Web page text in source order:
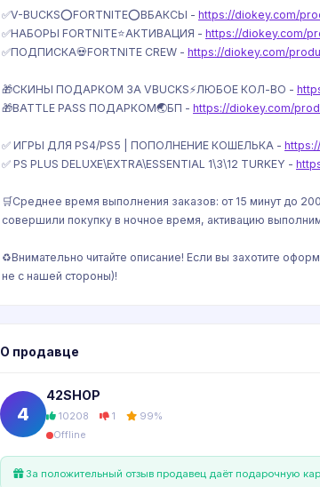
✅V-BUCKS⭕️FORTNITE⭕️ВБАКСЫ - https://diokey.com/
✅НАБОРЫ FORTNITE⭐️АКТИВАЦИЯ - https://diokey.com/
✅ПОДПИСКА💀FORTNITE CREW - https://diokey.com/
🎁СКИНЫ ПОДАРКОМ ЗА VBUCKS⚡️ЛЮБОЕ КОЛ-ВО -
🎁BATTLE PASS ПОДАРКОМ🌏БП - https://diokey.com/
✅ ИГРЫ ДЛЯ PS4/PS5 | ПОПОЛНЕНИЕ КОШЕЛЬКА -
✅ PS PLUS DELUXE\EXTRA\ESSENTIAL 1\3\12 TURKEY -
🛒Среднее время выполнения заказов: от 15 минут до
совершили покупку в ночное время, активацию
♻️Внимательно читайте описание! Если вы захотите
не с нашей стороны)!
О продавце
4
42SHOP
10208 1 99%
Offline
За положительный отзыв продавец даёт подарочную